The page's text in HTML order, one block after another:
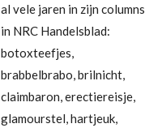
al vele jaren in zijn columns
in NRC Handelsblad:
botoxteefjes,
brabbelbrabo, brilnicht,
claimbaron, erectiereisje,
glamourstel, hartjeuk,